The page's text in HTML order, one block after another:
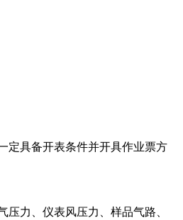
定具备开表条件并开具作业票方
压力、仪表风压力、样品气路、